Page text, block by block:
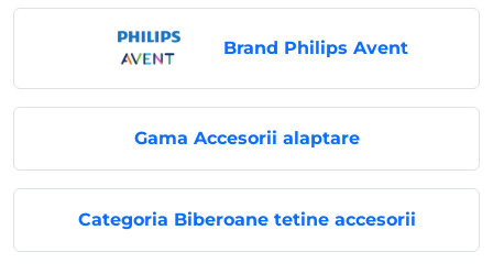
Brand Philips Avent
Gama Accesorii alaptare
Categoria Biberoane tetine accesorii